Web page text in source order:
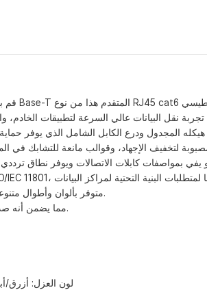
متوفر بألوان وأطوال متنوعة، يمكنك بسهولة العثور على الكابل المناسب الذي يلبي احتياجاتك الخاصة.
وهو متوافق مع معايير RoHS و REACH، مما يضمن أنه صديق للبيئة ويلتزم بمعايير السلامة.
لون العزل: أزرق/